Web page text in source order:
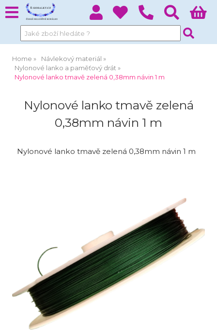
Home
Návlekový materiál
Nylonové lanko a paměťový drát
Nylonové lanko tmavě zelená 0,38mm návin 1 m
Nylonové lanko tmavě zelená
0,38mm návin 1 m
Nylonové lanko tmavě zelená 0,38mm návin 1 m